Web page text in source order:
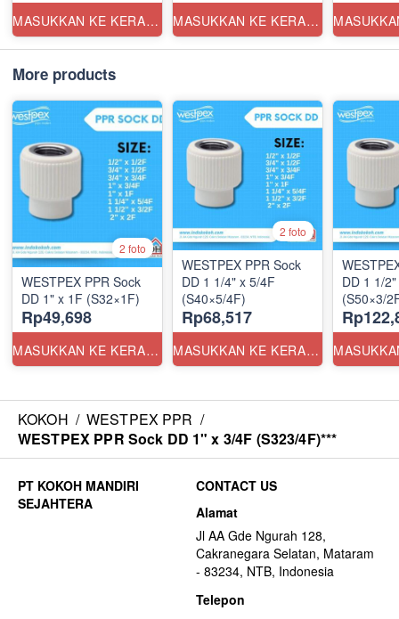
MASUKKAN KE KERANJANG MASUKKAN KE KERANJANG
More products
2 foto
WESTPEX PPR Sock
DD 1" x 1F (S32×1F)
Rp49,698
MASUKKAN KE KERANJANG
2 foto
WESTPEX PPR Sock
DD 1 1/4" x 5/4F
(S40×5/4F)
Rp68,517
MASUKKAN KE KERANJANG
DD 1 1/
(S50×3/
KOKOH / WESTPEX PPR /
WESTPEX PPR Sock DD 1" x 3/4F (S323/4F)***
CONTACT US
Alamat
Jl AA Gde Ngurah 128,
Cakranegara Selatan, Mataram
- 83234, NTB, Indonesia
Telepon